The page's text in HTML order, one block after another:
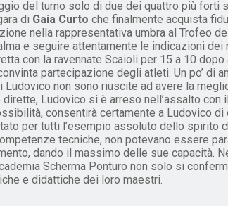
del turno solo di due dei quattro più
di Gaia Curto che finalmente acquista
nella rappresentativa umbra al Trofeo
e seguire attentamente le indicazioni
con la ravennate Scaioli per 15 a 10
partecipazione degli atleti. Un po’ di
non sono riuscite ad avere la
Ludovico si è arreso nell’assalto
consentirà certamente a Ludovico
per tutti l’esempio assoluto dello spirito
tecniche, non potevano essere
dando il massimo delle sue capacità.
Scherma Ponturo non solo si
e didattiche dei loro maestri.